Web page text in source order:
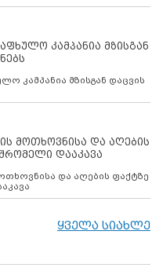
კამპანია მზისგან
კამპანია მზისგან დაცვის
მოთხოვნისა და აღების
დააკავა
ყველა სიახლე